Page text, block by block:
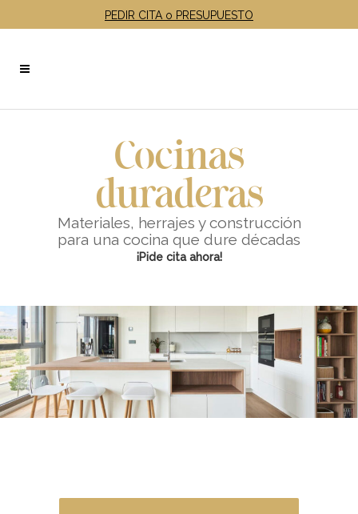
PEDIR CITA o PRESUPUESTO
Cocinas
duraderas
Materiales, herrajes y construcción
para una cocina que dure décadas
¡Pide cita ahora!